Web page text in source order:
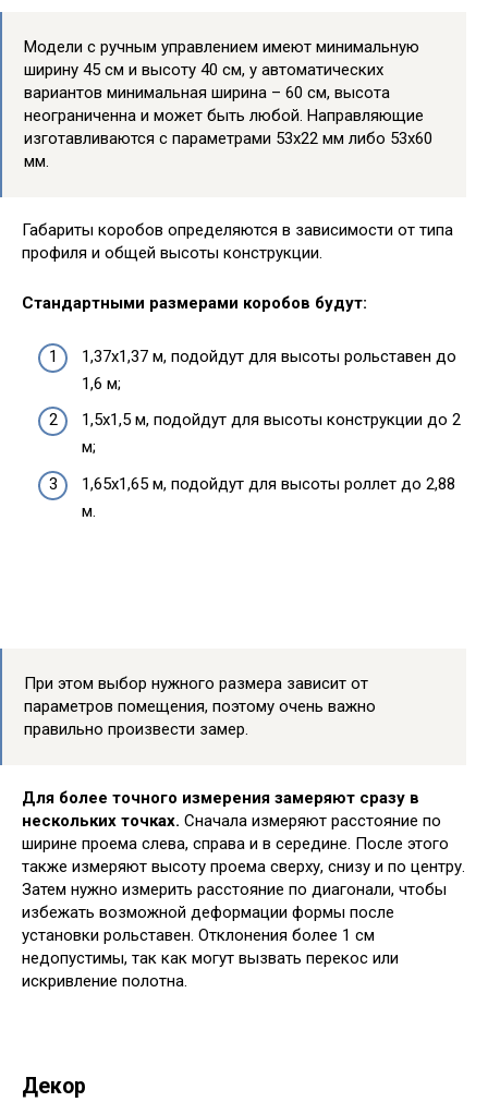
Модели с ручным управлением имеют минимальную
ширину 45 см и высоту 40 см, у автоматических
вариантов минимальная ширина – 60 см, высота
неограниченна и может быть любой. Направляющие
изготавливаются с параметрами 53х22 мм либо 53х60
мм.
Габариты коробов определяются в зависимости от типа
профиля и общей высоты конструкции.
Стандартными размерами коробов будут:
1,37х1,37 м, подойдут для высоты рольставен до
1,6 м;
1,5х1,5 м, подойдут для высоты конструкции до 2
м;
1,65х1,65 м, подойдут для высоты роллет до 2,88
м.
При этом выбор нужного размера зависит от
параметров помещения, поэтому очень важно
правильно произвести замер.
Для более точного измерения замеряют сразу в
нескольких точках. Сначала измеряют расстояние по
ширине проема слева, справа и в середине. После этого
также измеряют высоту проема сверху, снизу и по центру.
Затем нужно измерить расстояние по диагонали, чтобы
избежать возможной деформации формы после
установки рольставен. Отклонения более 1 см
недопустимы, так как могут вызвать перекос или
искривление полотна.
Декор